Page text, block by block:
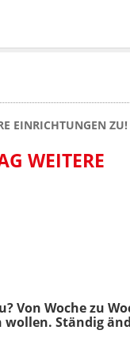
EINRICHTUNGEN ZU!
WEITERE
Von Woche zu
Ständig